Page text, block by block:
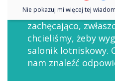
„Ekrany wyglądają
zachęcająco,
chcieliśmy, żeby
salonik lotniskowy.
nam znaleźć
Nie pokazuj mi więcej tej